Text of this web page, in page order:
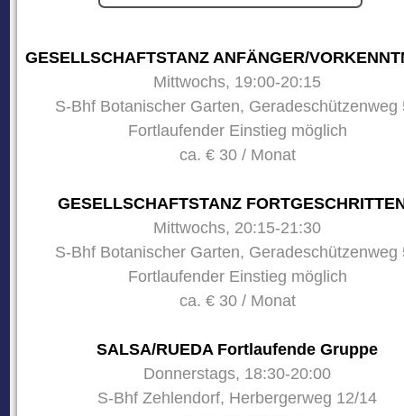
GESELLSCHAFTSTANZ ANFÄNGER/
Mittwochs, 19:00-20:15
S-Bhf Botanischer Garten, Geradeschützenweg
Fortlaufender Einstieg möglich
ca. € 30 / Monat
GESELLSCHAFTSTANZ
Mittwochs, 20:15-21:30
S-Bhf Botanischer Garten, Geradeschützenweg
Fortlaufender Einstieg möglich
ca. € 30 / Monat
SALSA/RUEDA Fortlaufende Gruppe
Donnerstags, 18:30-20:00
S-Bhf Zehlendorf, Herbergerweg 12/14